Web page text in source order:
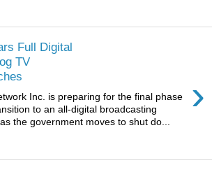
Full Digital
TV
›
Inc. is preparing for the final phase
to an all-digital broadcasting
the government moves to shut do...